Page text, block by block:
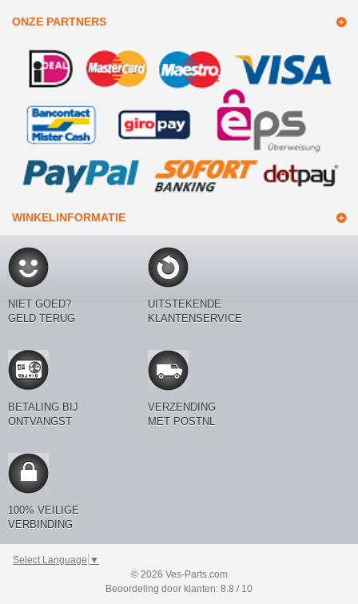
ONZE PARTNERS
WINKELINFORMATIE
NIET GOED?
GELD TERUG
UITSTEKENDE
KLANTENSERVICE
BETALING BIJ
ONTVANGST
VERZENDING
MET POSTNL
100% VEILIGE
VERBINDING
Select Language ▼
© 2026 Ves-Parts.com
Beoordeling door klanten: 8.8 / 10